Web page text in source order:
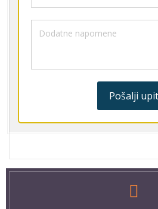
Pošalji upit